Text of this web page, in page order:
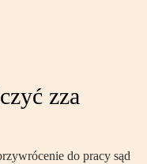
zza
do pracy sąd